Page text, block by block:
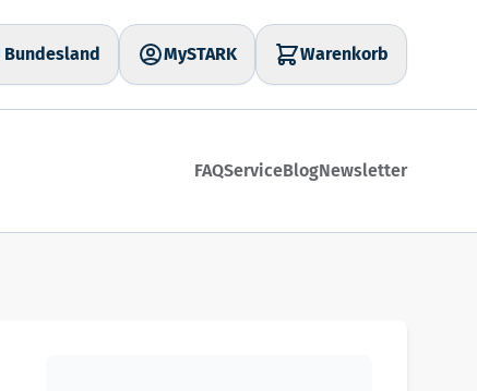
Bundesland MySTARK Warenkorb
FAQServiceBlogNewsletter